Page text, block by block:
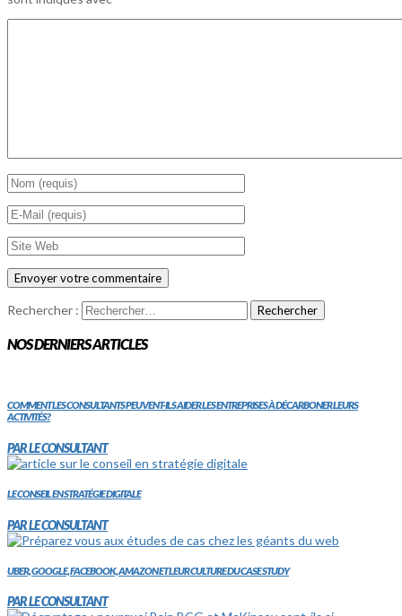
Rechercher :
NOS DERNIERS ARTICLES
COMMENT LES CONSULTANTS PEUVENT-ILS AIDER LES ENTREPRISES À DÉCARBONER LEURS
ACTIVITÉS?
PAR LE CONSULTANT
LE CONSEIL EN STRATÉGIE DIGITALE
PAR LE CONSULTANT
UBER, GOOGLE, FACEBOOK, AMAZON ET LEUR CULTURE DU CASE STUDY
PAR LE CONSULTANT